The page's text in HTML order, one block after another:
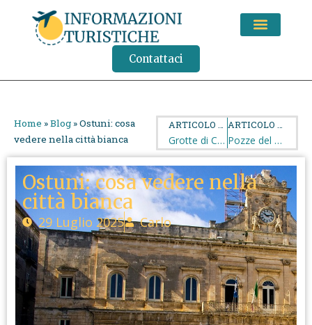
Contattaci
Home »Blog »Ostuni: cosa
vedere nella città bianca
ARTICOLO PRECEDENTE
Grotte di Castellana: orari, prezzi, percorsi e consigli per visitarle
ARTICOLO SUCCESSIVO
Pozze del Diavolo: un piccolo paradiso nascosto
Ostuni: cosa vedere nella
città bianca
29 Luglio 2025 Carlo